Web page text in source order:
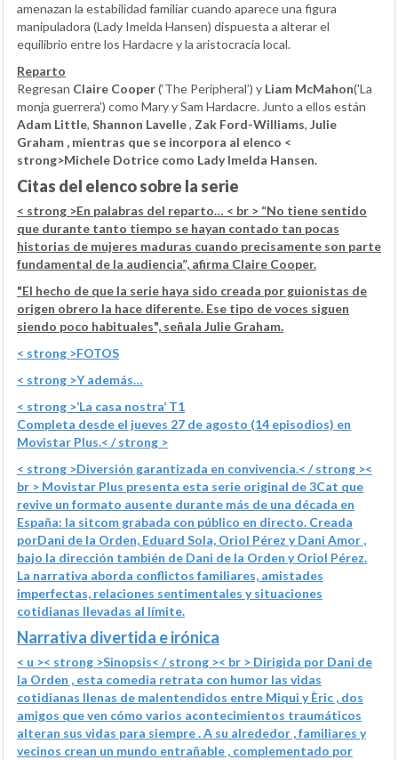
amenazan la estabilidad familiar cuando aparece una figura
manipuladora (Lady Imelda Hansen) dispuesta a alterar el
equilibrio entre los Hardacre y la aristocracia local.
Reparto
Regresan Claire Cooper(‘The Peripheral’) y Liam McMahon('La
monja guerrera') como Mary y Sam Hardacre. Junto a ellos están
Adam Little, Shannon Lavelle, Zak Ford-Williams, Julie
Graham , mientras que se incorpora al elenco <
strong>Michele Dotrice como Lady Imelda Hansen.
Citas del elenco sobre la serie
< strong >En palabras del reparto… < br > “No tiene sentido
que durante tanto tiempo se hayan contado tan pocas
historias de mujeres maduras cuando precisamente son parte
fundamental de la audiencia”, afirma Claire Cooper.
"El hecho de que la serie haya sido creada por guionistas de
origen obrero la hace diferente. Ese tipo de voces siguen
siendo poco habituales", señala Julie Graham.
< strong >FOTOS
< strong >Y además…
< strong >‘La casa nostra’ T1
Completa desde el jueves 27 de agosto (14 episodios) en
Movistar Plus.< / strong >
< strong >Diversión garantizada en convivencia.< / strong ><
br > Movistar Plus presenta esta serie original de 3Cat que
revive un formato ausente durante más de una década en
España: la sitcom grabada con público en directo. Creada
porDani de la Orden, Eduard Sola, Oriol Pérez y Dani Amor ,
bajo la dirección también de Dani de la Orden y Oriol Pérez.
La narrativa aborda conflictos familiares, amistades
imperfectas, relaciones sentimentales y situaciones
cotidianas llevadas al límite.
Narrativa divertida e irónica
< u >< strong >Sinopsis< / strong >< br > Dirigida por Dani de
la Orden , esta comedia retrata con humor las vidas
cotidianas llenas de malentendidos entre Miqui y Èric , dos
amigos que ven cómo varios acontecimientos traumáticos
alteran sus vidas para siempre . A su alrededor , familiares y
vecinos crean un mundo entrañable , complementado por